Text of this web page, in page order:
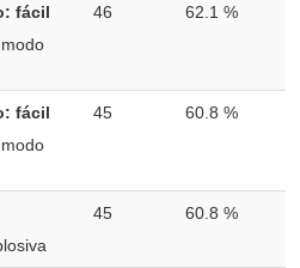
fácil
46 62.1 %
fácil
45 60.8 %
45 60.8 %